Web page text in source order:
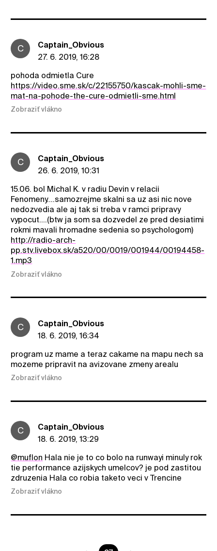
C
Captain_Obvious
27. 6. 2019, 16:28
pohoda odmietla Cure
https://video.sme.sk/c/22155750/kascak-mohli-sme-
mat-na-pohode-the-cure-odmietli-sme.html
Zobraziť vlákno
C
Captain_Obvious
26. 6. 2019, 10:31
15.06. bol Michal K. v radiu Devin v relacii
Fenomeny....samozrejme skalni sa uz asi nic nove
nedozvedia ale aj tak si treba v ramci pripravy
vypocut....(btw ja som sa dozvedel ze pred desiatimi
rokmi mavali hromadne sedenia so psychologom)
http://radio-arch-
pp.stv.livebox.sk/a520/00/0019/001944/00194458-
1.mp3
Zobraziť vlákno
C
Captain_Obvious
18. 6. 2019, 16:34
program uz mame a teraz cakame na mapu nech sa
mozeme pripravit na avizovane zmeny arealu
Zobraziť vlákno
C
Captain_Obvious
18. 6. 2019, 13:29
@muflon Hala nie je to co bolo na runwayi minuly rok
tie performance azijskych umelcov? je pod zastitou
zdruzenia Hala co robia taketo veci v Trencine
Zobraziť vlákno